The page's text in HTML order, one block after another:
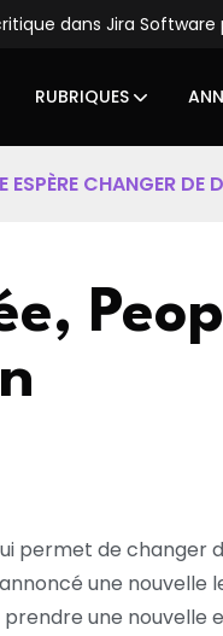
dans Jira
RUBRIQUES
ESPÈRE CHANGER DE
permet de changer
une nouvelle
une nouvelle